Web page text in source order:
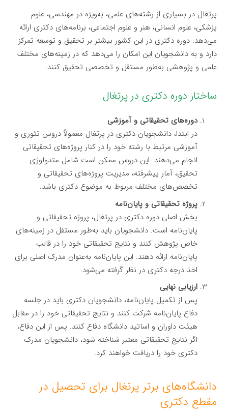
پرتغال در بسیاری از رشته‌های علمی، به‌ویژه در مهندسی، علوم
پزشکی، علوم انسانی، هنر و علوم اجتماعی، برنامه‌های دکتری ارائه
می‌دهد. دوره دکتری در این کشور بیشتر بر تحقیق و توسعه تمرکز
دارد و به دانشجویان این امکان را می‌دهد که در زمینه‌های مختلف
علمی و پژوهشی به‌طور مستقل و تخصصی تحقیق کنند.
ساختار دوره دکتری در پرتغال
دوره‌های تحقیقاتی و آموزشی
در ابتدا، دانشجویان دکتری در پرتغال معمولاً دروس تئوری و
آموزشی مرتبط با رشته خود را در کنار پروژه‌های تحقیقاتی
انجام می‌دهند. این دروس ممکن است شامل متدولوژی
تحقیق، آمار پیشرفته، مدیریت پروژه‌های تحقیقاتی و
تخصص‌های مختلف مربوط به موضوع دکتری باشد.
پروژه تحقیقاتی و پایان‌نامه
بخش اصلی دوره دکتری در پرتغال، پروژه تحقیقاتی و
پایان‌نامه است. دانشجویان باید به‌طور مستقل در زمینه‌های
خاص پژوهش کنند و نتایج تحقیقاتی خود را در قالب
پایان‌نامه ارائه دهند. این پایان‌نامه به‌عنوان مدرک اصلی برای
اخذ درجه دکتری در نظر گرفته می‌شود.
ارزیابی نهایی
پس از تکمیل پایان‌نامه، دانشجویان دکتری باید در جلسه
دفاع پایان‌نامه شرکت کنند و نتایج تحقیقاتی خود را در مقابل
هیئت داوران و اساتید دانشگاه دفاع کنند. پس از این دفاع،
اگر نتایج تحقیقاتی معتبر شناخته شود، دانشجویان مدرک
دکتری خود را دریافت خواهند کرد.
دانشگاه‌های برتر پرتغال برای تحصیل در
مقطع دکتری